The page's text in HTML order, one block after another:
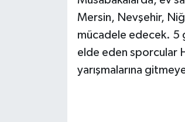
Mersin, Nevşehir,
mücadele edecek. 5
elde eden sporcular
yarışmalarına